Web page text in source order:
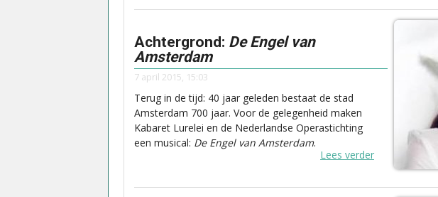
Achtergrond: De Engel van
Amsterdam
7 april 2015, 15:03
Terug in de tijd: 40 jaar geleden bestaat de stad
Amsterdam 700 jaar. Voor de gelegenheid maken
Kabaret Lurelei en de Nederlandse Operastichting
een musical: De Engel van Amsterdam.
Lees verder